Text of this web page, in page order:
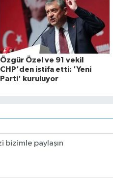
Özgür Özel ve 91 vekil
CHP'den istifa etti: 'Yeni
Parti' kuruluyor